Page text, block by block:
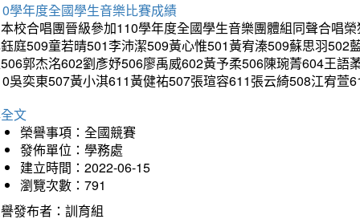
學年度全國學生音樂比賽成績
校合唱團晉級參加110學年度全國學生音樂團體組同聲合唱
庭509童若晴501李沛潔509黃心惟501黃宥溱509蘇思羽
郭杰洺602劉彥妤506廖禹威602黃予柔506陳琬菁604王
吳奕東507黃小淇611黃健祐507張瑄容611張云綺508江宥萱
文
榮譽事項：全國競賽
發佈單位：學務處
建立時間：2022-06-15
瀏覽次數：791
發布者：訓育組